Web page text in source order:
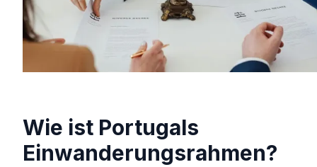
Wie ist Portugals
Einwanderungsrahmen?